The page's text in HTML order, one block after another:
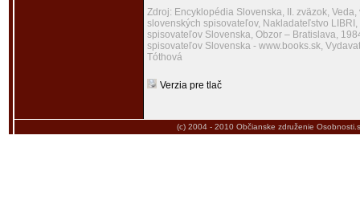
Zdroj: Encyklopédia Slovenska, II. zväzok,
slovenských spisovateľov, Nakladateľstvo
spisovateľov Slovenska, Obzor – Bratislava,
spisovateľov Slovenska - www.books.sk,
Tóthová
Verzia pre tlač
(c) 2004 - 2010 Občianske združenie